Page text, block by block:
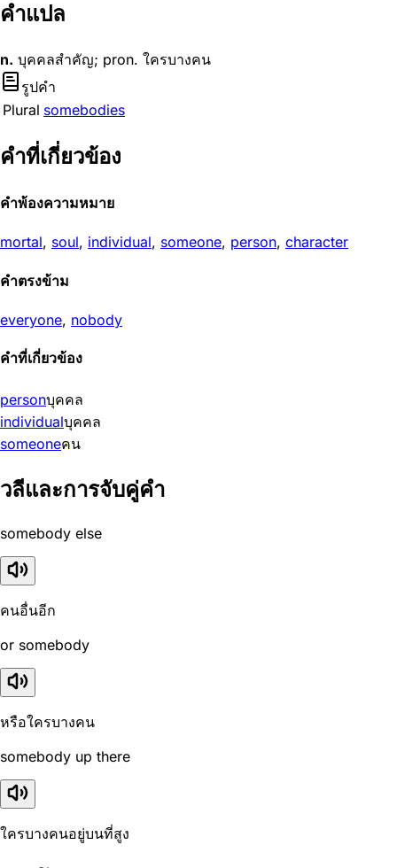
คำแปล
n. บุคคลสำคัญ; pron. ใครบางคน
รูปคำ
Plural somebodies
คำที่เกี่ยวข้อง
คำพ้องความหมาย
mortal, soul, individual, someone, person, character
คำตรงข้าม
everyone, nobody
คำที่เกี่ยวข้อง
personบุคคล
individualบุคคล
someoneคน
วลีและการจับคู่คำ
somebody else
คนอื่นอีก
or somebody
หรือใครบางคน
somebody up there
ใครบางคนอยู่บนที่สูง